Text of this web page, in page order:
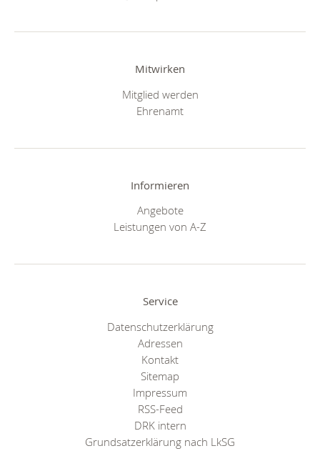
Mitwirken
Mitglied werden
Ehrenamt
Informieren
Angebote
Leistungen von A-Z
Service
Datenschutzerklärung
Adressen
Kontakt
Sitemap
Impressum
RSS-Feed
DRK intern
Grundsatzerklärung nach LkSG